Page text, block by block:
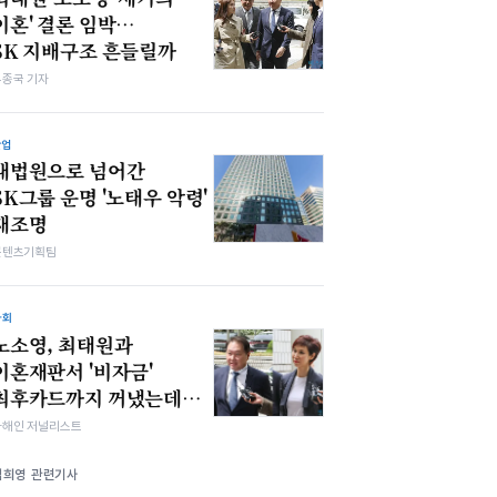
혼' 결론 임박…
지배구조 흔들릴까
국 기자
법원으로 넘어간
그룹 운명 '노태우 악령'
조명
츠기획팀
소영, 최태원과
혼재판서 '비자금'
후카드까지 꺼냈는데…
인 저널리스트
희영 관련기사